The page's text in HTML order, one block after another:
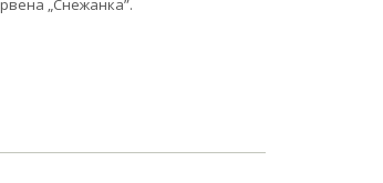
„Снежанка”.